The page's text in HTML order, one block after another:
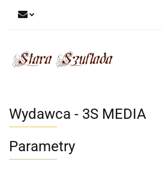
Wydawca - 3S MEDIA
Parametry